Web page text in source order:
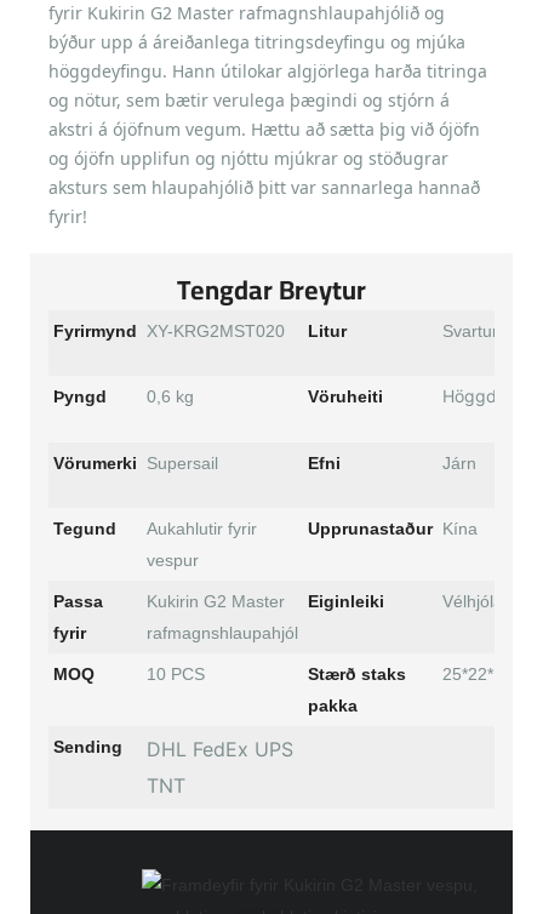
fyrir Kukirin G2 Master rafmagnshlaupahjólið og
býður upp á áreiðanlega titringsdeyfingu og mjúka
höggdeyfingu. Hann útilokar algjörlega harða titringa
og nötur, sem bætir verulega þægindi og stjórn á
akstri á ójöfnum vegum. Hættu að sætta þig við ójöfn
og ójöfn upplifun og njóttu mjúkrar og stöðugrar
aksturs sem hlaupahjólið þitt var sannarlega hannað
fyrir!
Tengdar Breytur
Fyrirmynd XY-KRG2MST020 Litur Svartur
Þyngd 0,6 kg Vöruheiti Höggdeyfir
Vörumerki Supersail Efni Járn
Tegund
Aukahlutir fyrir
vespur
Upprunastaður Kína
Passa
fyrir
Kukirin G2 Master
rafmagnshlaupahjól
Eiginleiki Vélhjólahlutir
MOQ 10 PCS
Stærð staks
pakka
25*22*16 cm
Sending
DHL FedEx UPS
TNT